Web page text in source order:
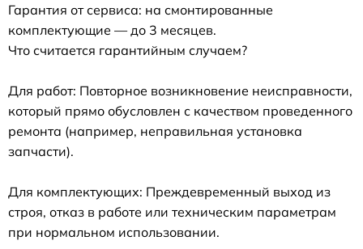
Гарантия от сервиса: на смонтированные
комплектующие — до 3 месяцев.
Что считается гарантийным случаем?
Для работ: Повторное возникновение неисправности,
который прямо обусловлен с качеством проведенного
ремонта (например, неправильная установка
запчасти).
Для комплектующих: Преждевременный выход из
строя, отказ в работе или техническим параметрам
при нормальном использовании.